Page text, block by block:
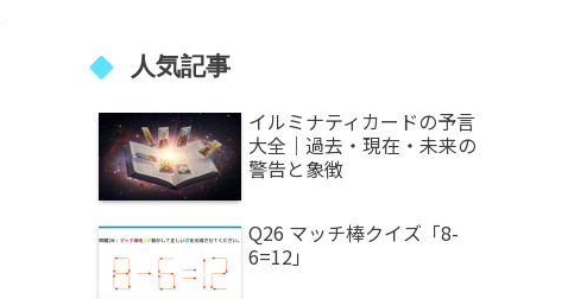
人気記事
イルミナティカードの予言
大全｜過去・現在・未来の
警告と象徴
Q26 マッチ棒クイズ「8-
6=12」